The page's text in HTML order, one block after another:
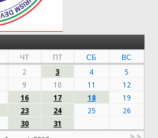
ЧТ ПТ СБ
ВС
2 3 4
5
9 10 11
12
16 17 18
19
23 24 25
26
30 31